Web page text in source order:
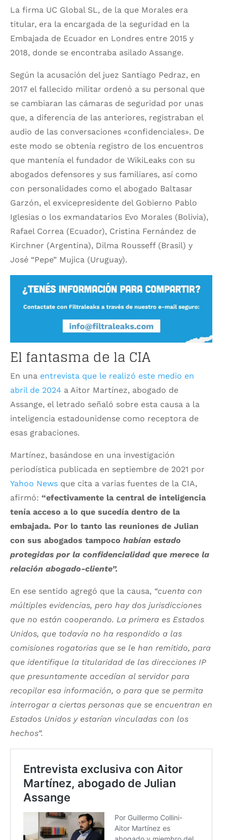
La firma UC Global SL, de la que Morales era
titular, era la encargada de la seguridad en la
Embajada de Ecuador en Londres entre 2015 y
2018, donde se encontraba asilado Assange.
Según la acusación del juez Santiago Pedraz, en
2017 el fallecido militar ordenó a su personal que
se cambiaran las cámaras de seguridad por unas
que, a diferencia de las anteriores, registraban el
audio de las conversaciones «confidenciales». De
este modo se obtenía registro de los encuentros
que mantenía el fundador de WikiLeaks con su
abogados defensores y sus familiares, así como
con personalidades como el abogado Baltasar
Garzón, el exvicepresidente del Gobierno Pablo
Iglesias o los exmandatarios Evo Morales (Bolivia),
Rafael Correa (Ecuador), Cristina Fernández de
Kirchner (Argentina), Dilma Rousseff (Brasil) y
José “Pepe” Mujica (Uruguay).
El fantasma de la CIA
En una entrevista que le realizó este medio en
abril de 2024 a Aitor Martínez, abogado de
Assange, el letrado señaló sobre esta causa a la
inteligencia estadounidense como receptora de
esas grabaciones.
Martínez, basándose en una investigación
periodística publicada en septiembre de 2021 por
Yahoo News que cita a varias fuentes de la CIA,
afirmó: “efectivamente la central de inteligencia
tenía acceso a lo que sucedía dentro de la
embajada. Por lo tanto las reuniones de Julian
con sus abogados tampoco habían estado
protegidas por la confidencialidad que merece la
relación abogado-cliente”.
En ese sentido agregó que la causa, “cuenta con
múltiples evidencias, pero hay dos jurisdicciones
que no están cooperando. La primera es Estados
Unidos, que todavía no ha respondido a las
comisiones rogatorias que se le han remitido, para
que identifique la titularidad de las direcciones IP
que presuntamente accedían al servidor para
recopilar esa información, o para que se permita
interrogar a ciertas personas que se encuentran en
Estados Unidos y estarían vinculadas con los
hechos”.